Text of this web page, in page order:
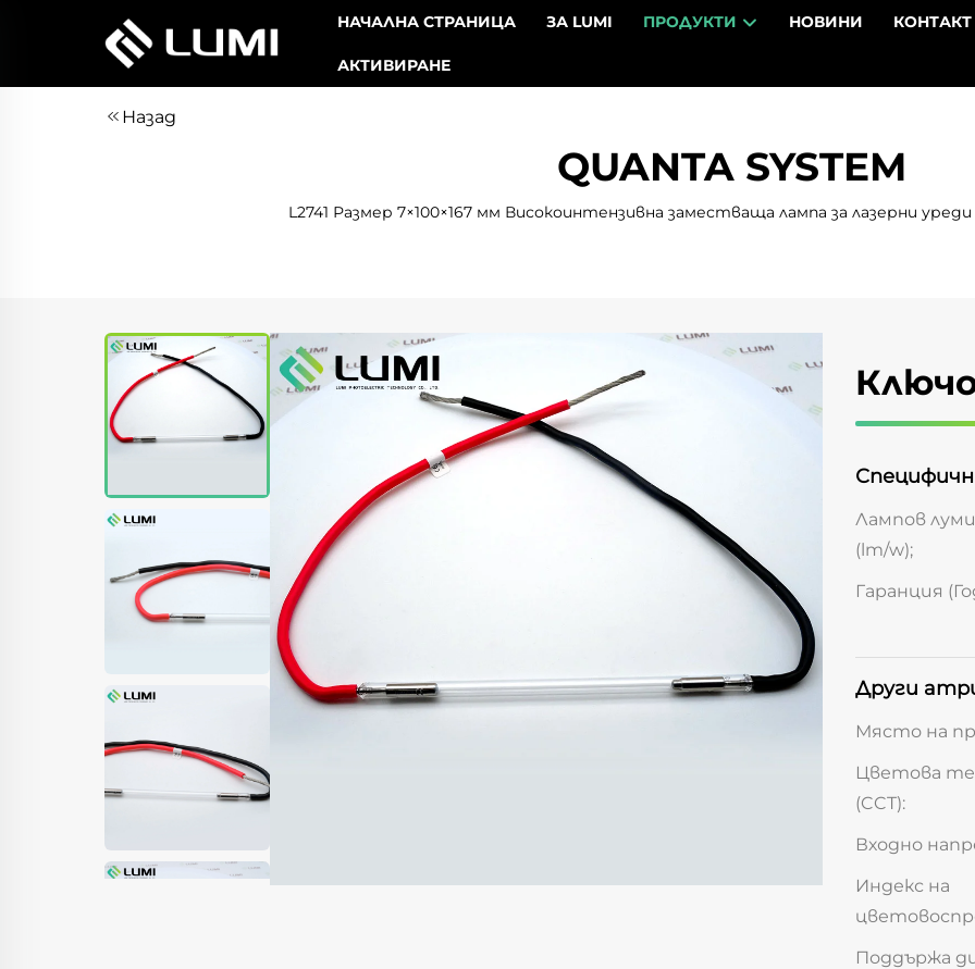
НАЧАЛНА СТРАНИЦА ЗА LUMI ПРОДУКТИ НОВИНИ КОНТАКТ
АКТИВИРАНЕ
Назад
QUANTA SYSTEM
L2741 Размер 7×100×167 мм Високоинтензивна заместваща лампа за лазерни
Лампов
(lm/w);
Гаранция
Други
Място на
Цветова
(CCT):
Входно
Индекс на
Поддържа